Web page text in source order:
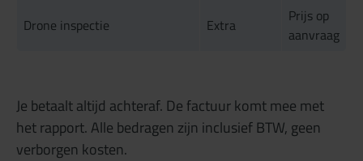
Drone inspectie Extra
Prijs op
aanvraag
Je betaalt altijd achteraf. De factuur komt mee met
het rapport. Alle bedragen zijn inclusief BTW, geen
verborgen kosten.